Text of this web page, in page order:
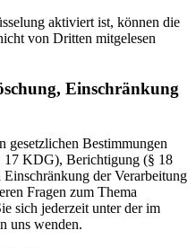
aktiviert ist, können die
von Dritten mitgelesen
Einschränkung
gesetzlichen Bestimmungen
17 KDG), Berichtigung (§ 18
der Verarbeitung
Fragen zum Thema
sich jederzeit unter der im
uns wenden.